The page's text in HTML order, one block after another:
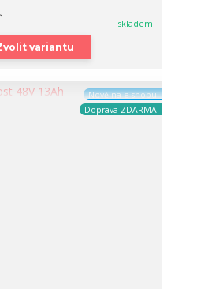
skladem
variantu
Nově na e-shopu
Doprava ZDARMA